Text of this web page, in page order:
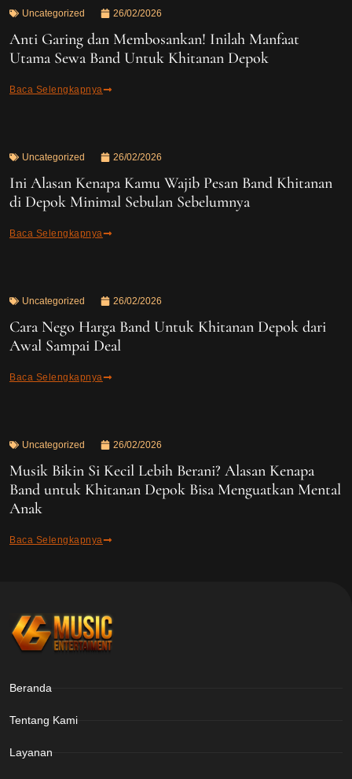
Uncategorized 26/02/2026
Anti Garing dan Membosankan! Inilah Manfaat
Utama Sewa Band Untuk Khitanan Depok
Baca Selengkapnya
Uncategorized 26/02/2026
Ini Alasan Kenapa Kamu Wajib Pesan Band Khitanan
di Depok Minimal Sebulan Sebelumnya
Baca Selengkapnya
Uncategorized 26/02/2026
Cara Nego Harga Band Untuk Khitanan Depok dari
Awal Sampai Deal
Baca Selengkapnya
Uncategorized 26/02/2026
Musik Bikin Si Kecil Lebih Berani? Alasan Kenapa
Band untuk Khitanan Depok Bisa Menguatkan Mental
Anak
Baca Selengkapnya
Beranda
Tentang Kami
Layanan